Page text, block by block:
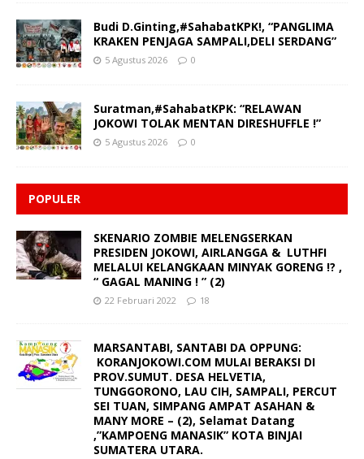
Budi D.Ginting,#SahabatKPK!, “PANGLIMA
KRAKEN PENJAGA SAMPALI,DELI SERDANG”
5 Agustus 2026 0
Suratman,#SahabatKPK: “RELAWAN
JOKOWI TOLAK MENTAN DIRESHUFFLE !”
5 Agustus 2026 0
POPULER
SKENARIO ZOMBIE MELENGSERKAN
PRESIDEN JOKOWI, AIRLANGGA & LUTHFI
MELALUI KELANGKAAN MINYAK GORENG !? ,
“ GAGAL MANING ! ” (2)
22 Februari 2022 18
MARSANTABI, SANTABI DA OPPUNG:
KORANJOKOWI.COM MULAI BERAKSI DI
PROV.SUMUT. DESA HELVETIA,
TUNGGORONO, LAU CIH, SAMPALI, PERCUT
SEI TUAN, SIMPANG AMPAT ASAHAN &
MANY MORE – (2), Selamat Datang
,”KAMPOENG MANASIK” KOTA BINJAI
SUMATERA UTARA.